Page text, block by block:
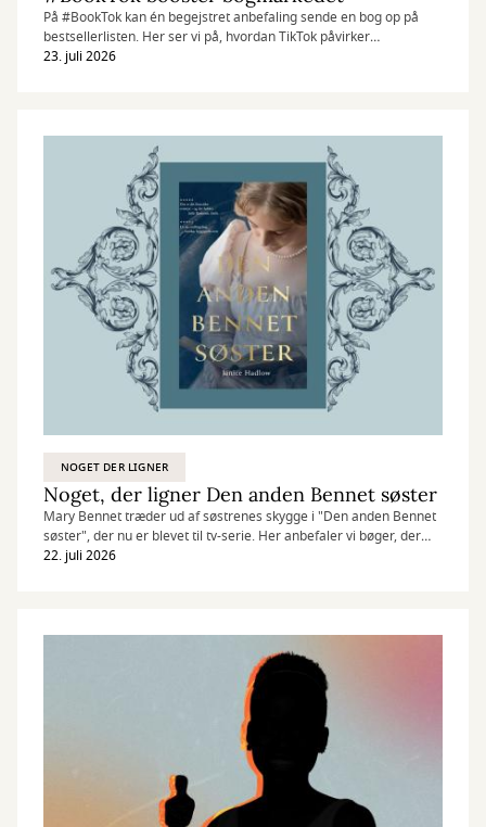
På #BookTok kan én begejstret anbefaling sende en bog op på
bestsellerlisten. Her ser vi på, hvordan TikTok påvirker
bogmarkedet – og hvilke titler læserne kaster sig over lige nu.
23. juli 2026
NOGET DER LIGNER
Noget, der ligner Den anden Bennet søster
Mary Bennet træder ud af søstrenes skygge i "Den anden Bennet
søster", der nu er blevet til tv-serie. Her anbefaler vi bøger, der
digter videre på Jane Austens klassikere.
22. juli 2026